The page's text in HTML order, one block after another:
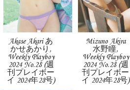
Akase Akari あ
かせあかり,
Weekly Playboy
2024 No.28 (週
刊プレイボー
イ 2024年28号)
Mizuno Akira
水野瞳,
Weekly Playboy
2024 No.28 (週
刊プレイボー
イ 2024年28号)